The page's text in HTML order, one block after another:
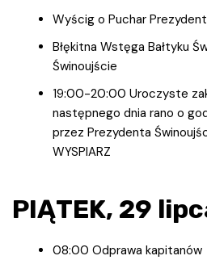
Wyścig o Puchar
Błękitna Wstęga Bałtyku
Świnoujście
19:00-20:00 Uroczyste
następnego dnia rano o
przez Prezydenta
WYSPIARZ
PIĄTEK, 29
08:00 Odprawa kapitanów